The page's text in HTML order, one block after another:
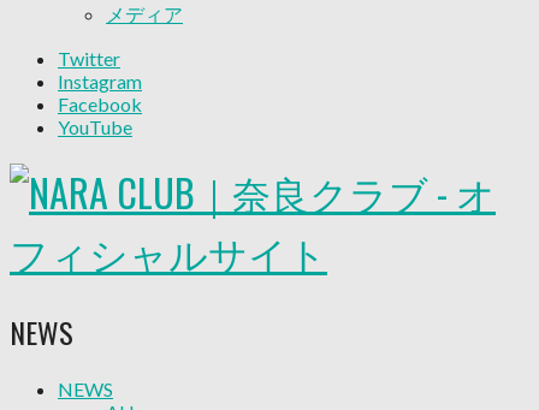
メディア
グッズ
ファンコミュニティ
普及・育成
コラム
その他
2026/27トップチーム
2026/27トップチームスタッフ
ボランティアチーム「volundeer」
Twitter
Instagram
Facebook
YouTube
NEWS
NEWS